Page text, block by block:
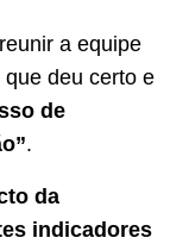
a equipe
deu certo e
de
.
da
indicadores